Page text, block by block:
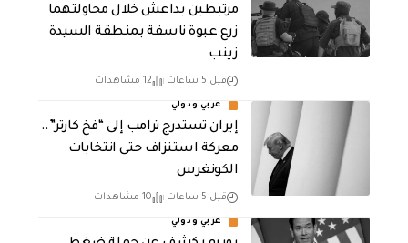
مرتبطين بداعش خلال محاولتهما
زرع عبوة ناسفة بمنطقة السيدة
زينب
قبل 5 ساعات 12 مشاهدات
عربي ودولي
إيران تستدرج ترامب إلى “فخ كارتر”..
معركة استنزاف حتى انتخابات
الكونغرس
قبل 5 ساعات 10 مشاهدات
عربي ودولي